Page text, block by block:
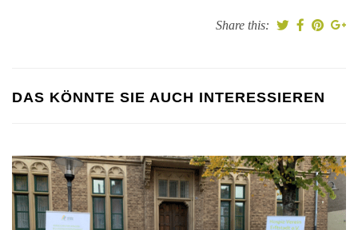
Share this:
DAS KÖNNTE SIE AUCH INTERESSIEREN